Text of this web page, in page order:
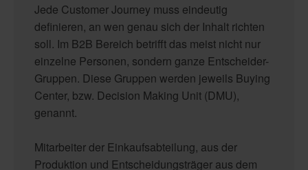
Jede Customer Journey muss eindeutig
definieren, an wen genau sich der Inhalt richten
soll. Im B2B Bereich betrifft das meist nicht nur
einzelne Personen, sondern ganze Entscheider-
Gruppen. Diese Gruppen werden jeweils Buying
Center, bzw. Decision Making Unit (DMU),
genannt.
Mitarbeiter der Einkaufsabteilung, aus der
Produktion und Entscheidungsträger aus dem